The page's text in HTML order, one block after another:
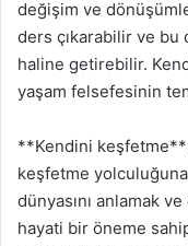
değişim ve
ders çıkarabilir ve
haline getirebilir.
yaşam felsefesinin
**Kendini
keşfetme
dünyasını anlamak
hayati bir öneme